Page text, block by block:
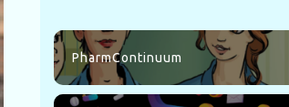
PharmContinuum